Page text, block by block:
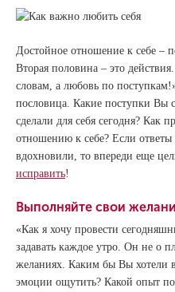
Достойное отношение к себе –
Вторая половина – это
словам, а любовь по
пословица. Какие поступки Вы
сделали для себя сегодня? Как
отношению к себе? Если
вдохновили, то впереди еще
исправить!
Выполняйте свои
«Как я хочу провести
задавать каждое утро. Он не о
желаниях. Каким бы Вы хотели
эмоции ощутить? Какой опыт